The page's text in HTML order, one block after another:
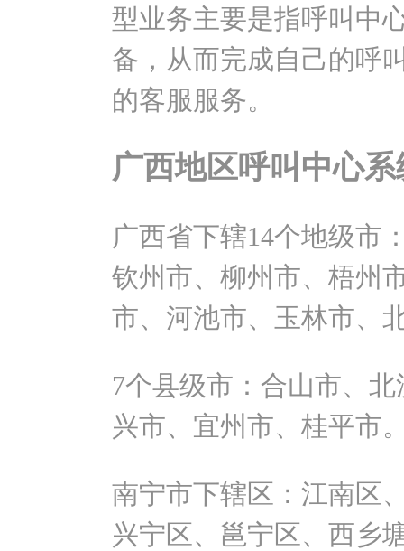
型业务主要是指呼叫中
备，从而完成自己的呼
的客服服务。
广西地区呼叫中心
广西省下辖14个地级市
钦州市、柳州市、梧州
市、河池市、玉林市、
7个县级市：合山市、
兴市、宜州市、桂平市
南宁市下辖区：江南区
兴宁区、邕宁区、西乡